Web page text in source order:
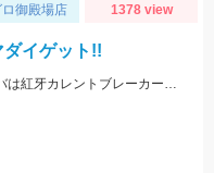
御殿場店 1378 view
イゲット!!
電動タイラバでの釣果です。 ヒットタイラバは紅牙カレントブレーカートリニティα100ｇギャルピンク＋フィッシュアローリングフラッシャー２’ピンクブルーラメ。